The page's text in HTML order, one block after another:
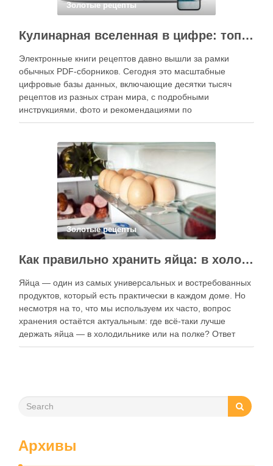
Золотые рецепты
Кулинарная вселенная в цифре: топ-3 самых больших электронных книг рецептов
Электронные книги рецептов давно вышли за рамки
обычных PDF-сборников. Сегодня это масштабные
цифровые базы данных, включающие десятки тысяч
рецептов из разных стран мира, с подробными
инструкциями, фото и рекомендациями по
приготовлению. В отличие от печатных изданий,
контент, расширять коллекции блюд и добавлять новые
функции. Ниже …
Золотые рецепты
Как правильно хранить яйца: в холодильнике или на полке?
Яйца — один из самых универсальных и востребованных
продуктов, который есть практически в каждом доме. Но
несмотря на то, что мы используем их часто, вопрос
хранения остаётся актуальным: где всё-таки лучше
держать яйца — в холодильнике или на полке? Ответ
зависит от нескольких факторов, включая температуру
Архивы